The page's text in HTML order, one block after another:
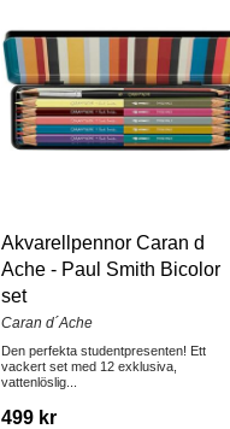
Akvarellpennor Caran d
Ache - Paul Smith Bicolor
set
Caran d´Ache
Den perfekta studentpresenten! Ett
vackert set med 12 exklusiva,
vattenlöslig...
499 kr